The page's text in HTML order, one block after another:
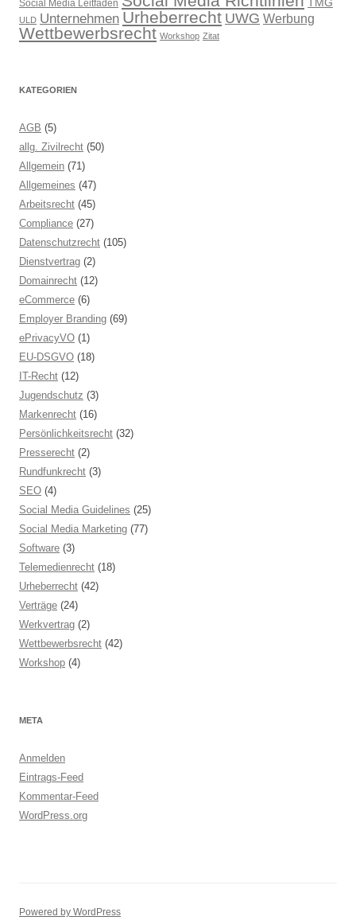
Social Media Leitfaden TMG
ULD Unternehmen Urheberrecht UWG Werbung
Wettbewerbsrecht Workshop Zitat
KATEGORIEN
AGB (5)
allg. Zivilrecht (50)
Allgemein (71)
Allgemeines (47)
Arbeitsrecht (45)
Compliance (27)
Datenschutzrecht (105)
Dienstvertrag (2)
Domainrecht (12)
eCommerce (6)
Employer Branding (69)
ePrivacyVO (1)
EU-DSGVO (18)
IT-Recht (12)
Jugendschutz (3)
Markenrecht (16)
Persönlichkeitsrecht (32)
Presserecht (2)
Rundfunkrecht (3)
SEO (4)
Social Media Guidelines (25)
Social Media Marketing (77)
Software (3)
Telemedienrecht (18)
Urheberrecht (42)
Verträge (24)
Werkvertrag (2)
Wettbewerbsrecht (42)
Workshop (4)
META
Anmelden
Eintrags-Feed
Kommentar-Feed
WordPress.org
Powered by WordPress